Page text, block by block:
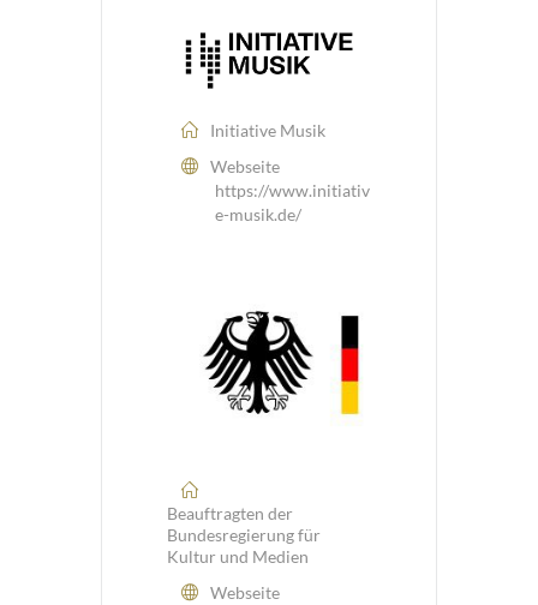
Initiative Musik
Webseite
https://www.initiativ
e-musik.de/
Beauftragten der
Bundesregierung für
Kultur und Medien
Webseite